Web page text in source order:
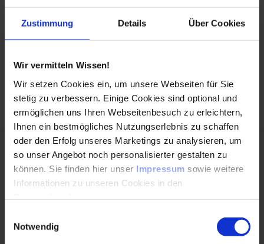
Zustimmung Details Über Cookies
Wir vermitteln Wissen!
Wir setzen Cookies ein, um unsere Webseiten für Sie
stetig zu verbessern. Einige Cookies sind optional und
ermöglichen uns Ihren Webseitenbesuch zu erleichtern,
Ihnen ein bestmögliches Nutzungserlebnis zu schaffen
oder den Erfolg unseres Marketings zu analysieren, um
so unser Angebot noch personalisierter gestalten zu
können. Sie finden hier unser Impressum sowie weitere
Informationen zu unseren Cookies in den
Notwendig
Maschinen- und Anlagenbau
Bau
Automobil
Zu den Personen: